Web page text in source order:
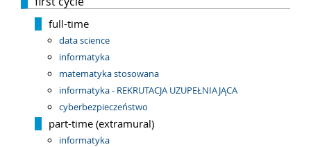
full-time
data science
informatyka
matematyka stosowana
informatyka - REKRUTACJA UZUPEŁNIAJĄCA
cyberbezpieczeństwo
part-time (extramural)
informatyka